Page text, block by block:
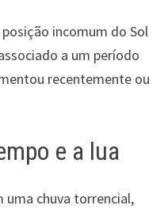
incomum do Sol
a um período
recentemente ou
e a lua
uma chuva torrencial,